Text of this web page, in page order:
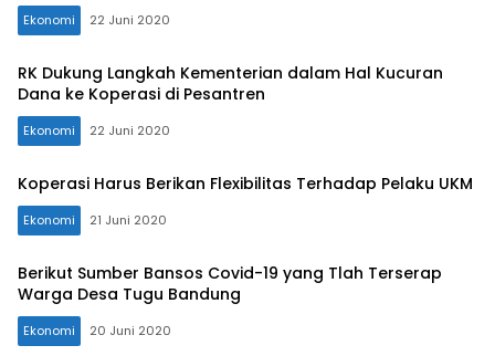
Ekonomi 22 Juni 2020
RK Dukung Langkah Kementerian dalam Hal Kucuran
Dana ke Koperasi di Pesantren
Ekonomi 22 Juni 2020
Koperasi Harus Berikan Flexibilitas Terhadap Pelaku UKM
Ekonomi 21 Juni 2020
Berikut Sumber Bansos Covid-19 yang Tlah Terserap
Warga Desa Tugu Bandung
Ekonomi 20 Juni 2020